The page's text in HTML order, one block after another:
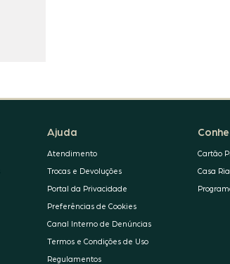
Ajuda
Atendimento
Trocas e Devoluções
Portal da Privacidade
Preferências de Cookies
Canal Interno de Denúncias
Termos e Condições de Uso
Regulamentos
Cartão
Casa